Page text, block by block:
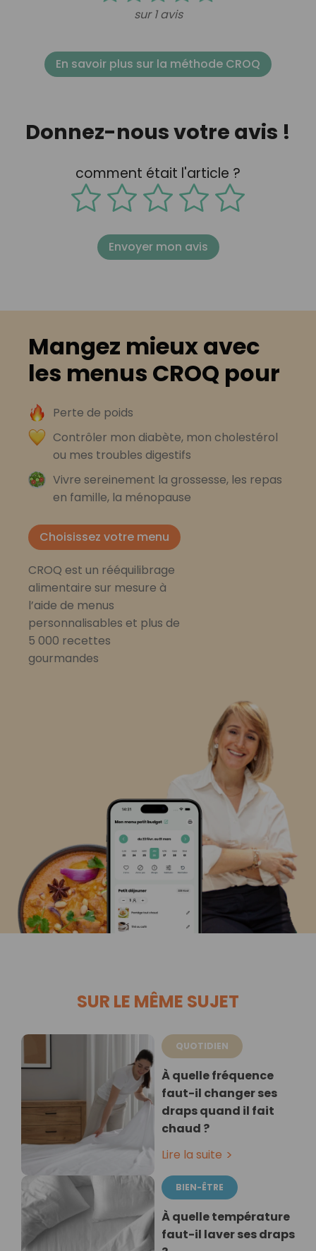
sur 1 avis
En savoir plus sur la méthode CROQ
Donnez-nous votre avis !
comment était l'article ?
Envoyer mon avis
Mangez mieux avec
les menus CROQ pour
Perte de poids
Contrôler mon diabète, mon cholestérol
ou mes troubles digestifs
Vivre sereinement la grossesse, les repas
en famille, la ménopause
Choisissez votre menu
CROQ est un rééquilibrage
alimentaire sur mesure à
l’aide de menus
personnalisables et plus de
5 000 recettes
gourmandes
SUR LE MÊME SUJET
QUOTIDIEN
À quelle fréquence
faut-il changer ses
draps quand il fait
chaud ?
Lire la suite
BIEN-ÊTRE
À quelle température
faut-il laver ses draps